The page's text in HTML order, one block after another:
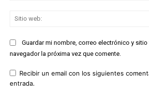
Guardar mi nombre, correo electrónico y
navegador la próxima vez que comente.
Recibir un email con los siguientes
entrada.